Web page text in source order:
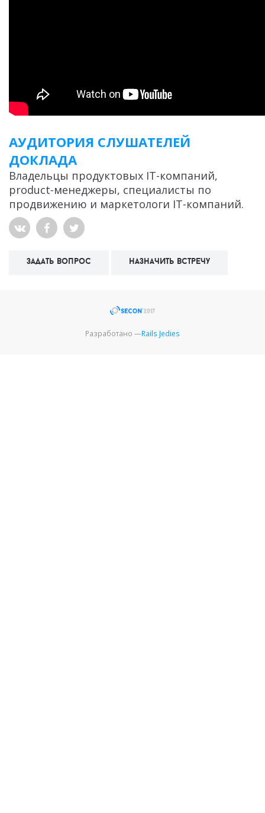
АУДИТОРИЯ СЛУШАТЕЛЕЙ
ДОКЛАДА
Владельцы продуктовых IT-компаний,
product-менеджеры, специалисты по
продвижению и маркетологи IT-компаний.
задать вопрос назначить встречу
Разработано —Rails Jedies